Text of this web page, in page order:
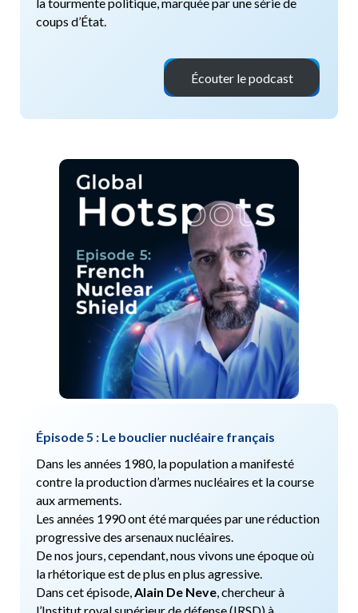
coups d’État.
Écouter le podcast
Épisode 5 : Le bouclier nucléaire français
Dans les années 1980, la population a manifesté
contre la production d’armes nucléaires et la course
aux armements.
Les années 1990 ont été marquées par une réduction
progressive des arsenaux nucléaires.
De nos jours, cependant, nous vivons une époque où
la rhétorique est de plus en plus agressive.
Dans cet épisode,Alain De Neve, chercheur à